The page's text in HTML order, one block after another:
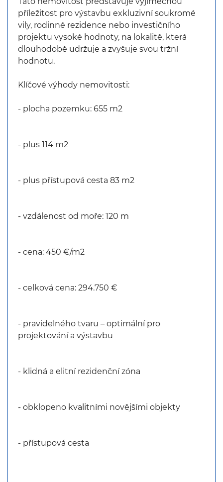
příležitost pro výstavbu exkluzivní soukromé
vily, rodinné rezidence nebo investičního
projektu vysoké hodnoty, na lokalitě, která
dlouhodobě udržuje a zvyšuje svou tržní
hodnotu.
Klíčové výhody nemovitosti:
- plocha pozemku: 655 m2
- plus 114 m2
- plus přístupová cesta 83 m2
- vzdálenost od moře: 120 m
- cena: 450 €/m2
- celková cena: 294.750 €
- pravidelného tvaru – optimální pro
projektování a výstavbu
- klidná a elitní rezidenční zóna
- obklopeno kvalitními novějšími objekty
- přístupová cesta